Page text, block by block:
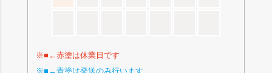
※■←赤塗は休業日です
※■←青塗は発送のみ行います